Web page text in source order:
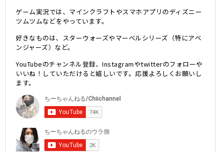
ゲーム実況では、マインクラフトやスマホアプリのディズニー
ツムツムなどをやっています。
好きなものは、スターウォーズやマーベルシリーズ（特にアベ
ンジャーズ）など。
YouTubeのチャンネル登録、Instagramやtwitterのフォローや
いいね！していただけると嬉しいです。応援よろしくお願いし
ます。